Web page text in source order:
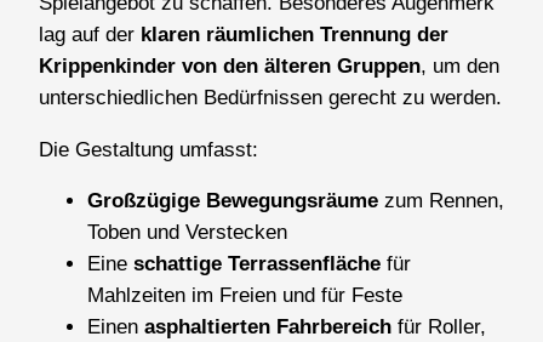
lag auf der klaren räumlichen Trennung der
Krippenkinder von den älteren Gruppen, um den
unterschiedlichen Bedürfnissen gerecht zu werden.
Die Gestaltung umfasst:
Großzügige Bewegungsräume zum Rennen,
Toben und Verstecken
Eine schattige Terrassenfläche für
Mahlzeiten im Freien und für Feste
Einen asphaltierten Fahrbereich für Roller,